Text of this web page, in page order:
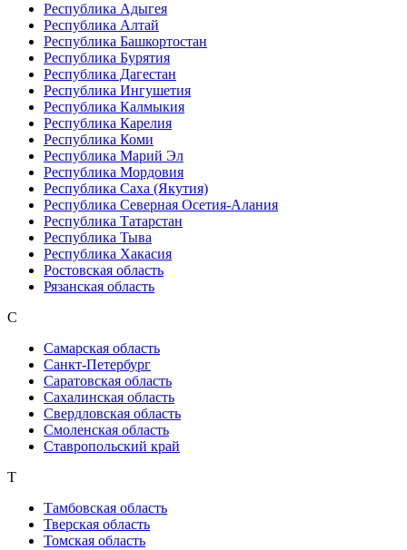
Республика Адыгея
Республика Алтай
Республика Башкортостан
Республика Бурятия
Республика Дагестан
Республика Ингушетия
Республика Калмыкия
Республика Карелия
Республика Коми
Республика Марий Эл
Республика Мордовия
Республика Саха (Якутия)
Республика Северная Осетия-Алания
Республика Татарстан
Республика Тыва
Республика Хакасия
Ростовская область
Рязанская область
С
Самарская область
Санкт-Петербург
Саратовская область
Сахалинская область
Свердловская область
Смоленская область
Ставропольский край
Т
Тамбовская область
Тверская область
Томская область